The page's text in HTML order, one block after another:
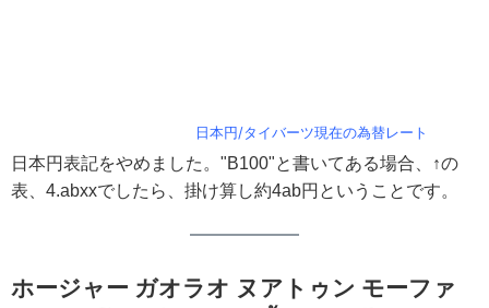
日本円/タイバーツ現在の為替レート
日本円表記をやめました。"B100"と書いてある場合、↑の
表、4.abxxでしたら、掛け算し約4ab円ということです。
ホージャー ガオラオ ヌアトゥン モーファ